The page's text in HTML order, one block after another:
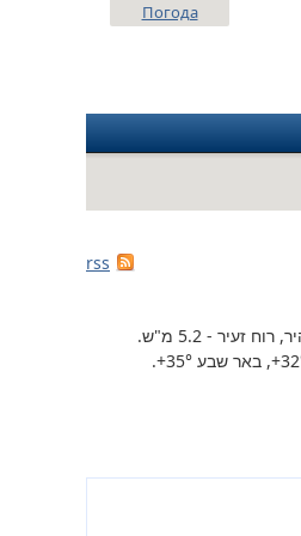
Погода
rss
זעיר - 5.2 מ"ש.
, באר שבע +35°
.